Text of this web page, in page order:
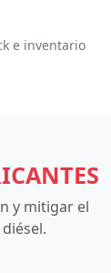
e inventario
y mitigar el